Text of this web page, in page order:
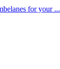
for your ...